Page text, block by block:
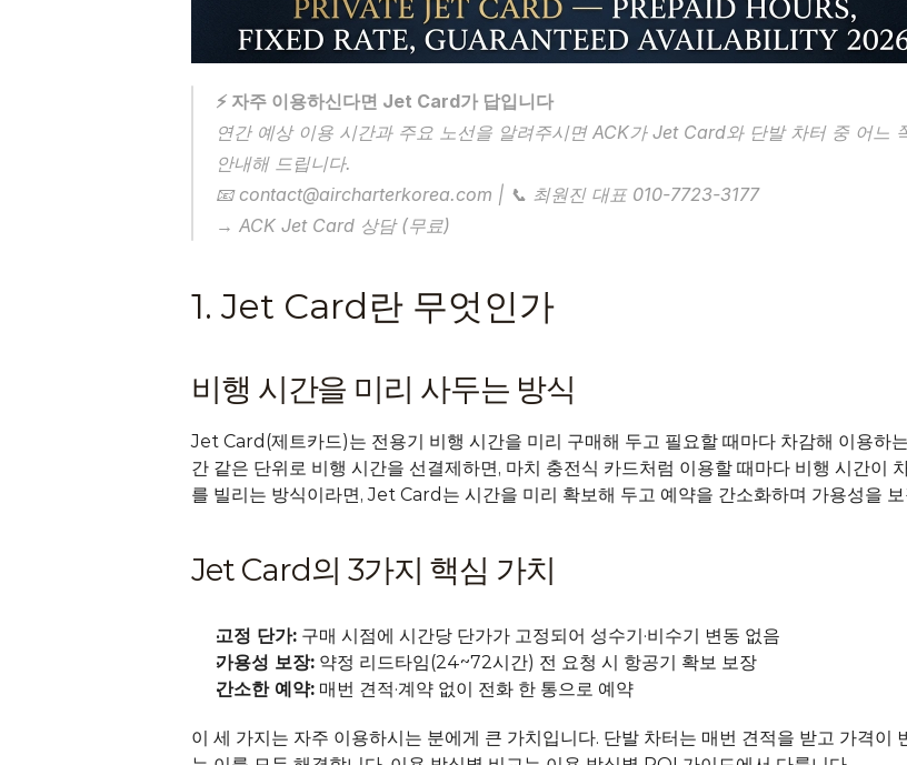
⚡ 자주 이용하신다면 Jet Card가 답입니다
연간 예상 이용 시간과 주요 노선을 알려주시면 ACK가 Jet Card와 단발 차터 중 어느
안내해 드립니다.
📧 contact@aircharterkorea.com | 📞 최원진 대표 010-7723-3177
→ ACK Jet Card 상담 (무료)
1. Jet Card란 무엇인가
비행 시간을 미리 사두는 방식
Jet Card(제트카드)는 전용기 비행 시간을 미리 구매해 두고 필요할 때마다 차감해 이용하
간 같은 단위로 비행 시간을 선결제하면, 마치 충전식 카드처럼 이용할 때마다 비행 시간이
를 빌리는 방식이라면, Jet Card는 시간을 미리 확보해 두고 예약을 간소화하며 가용성을
Jet Card의 3가지 핵심 가치
고정 단가: 구매 시점에 시간당 단가가 고정되어 성수기·비수기 변동 없음
가용성 보장: 약정 리드타임(24~72시간) 전 요청 시 항공기 확보 보장
간소한 예약: 매번 견적·계약 없이 전화 한 통으로 예약
이 세 가지는 자주 이용하시는 분에게 큰 가치입니다. 단발 차터는 매번 견적을 받고 가격